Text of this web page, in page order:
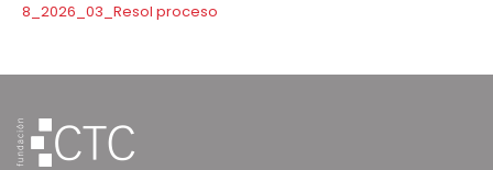
8_2026_03_Resol proceso